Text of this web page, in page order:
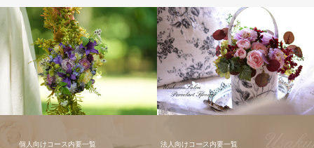
ギャラリー全
個人向けコース内要一覧 法人向けコース内要一覧